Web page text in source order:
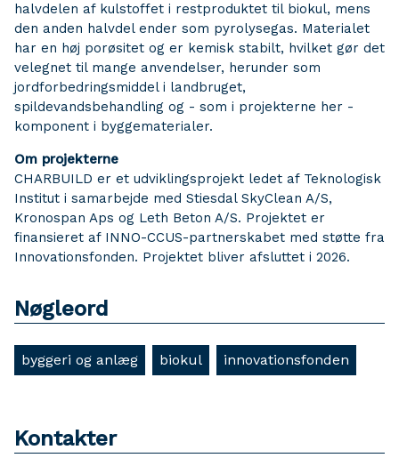
halvdelen af kulstoffet i restproduktet til biokul, mens
den anden halvdel ender som pyrolysegas. Materialet
har en høj porøsitet og er kemisk stabilt, hvilket gør det
velegnet til mange anvendelser, herunder som
jordforbedringsmiddel i landbruget,
spildevandsbehandling og - som i projekterne her -
komponent i byggematerialer.
Om projekterne
CHARBUILD er et udviklingsprojekt ledet af Teknologisk
Institut i samarbejde med Stiesdal SkyClean A/S,
Kronospan Aps og Leth Beton A/S. Projektet er
finansieret af INNO-CCUS-partnerskabet med støtte fra
Innovationsfonden. Projektet bliver afsluttet i 2026.
Nøgleord
byggeri og anlæg biokul innovationsfonden
Kontakter